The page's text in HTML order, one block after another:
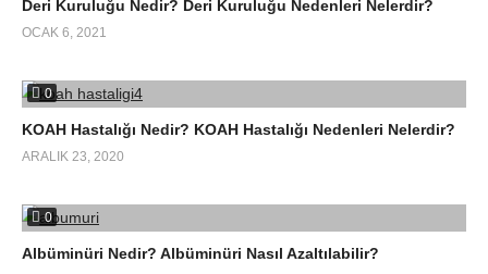
Deri Kuruluğu Nedir? Deri Kuruluğu Nedenleri Nelerdir?
OCAK 6, 2021
0
KOAH Hastalığı Nedir? KOAH Hastalığı Nedenleri Nelerdir?
ARALIK 23, 2020
0
Albüminüri Nedir? Albüminüri Nasıl Azaltılabilir?